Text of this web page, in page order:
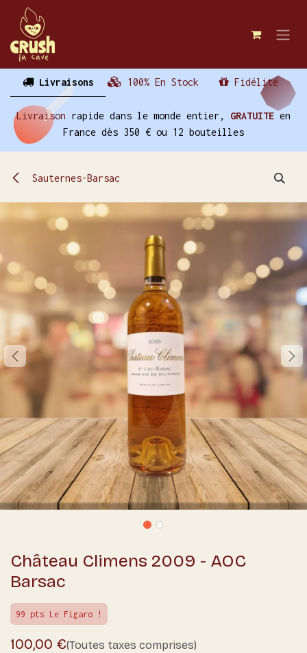
Se rendre au contenu
Livraisons 100% En Stock Fidélité
Livraison rapide dans le monde entier, GRATUITE en
France dès 350 € ou 12 bouteilles
Sauternes-Barsac
Château Climens 2009 - AOC
Barsac
99 pts Le Figaro !
100,00 €(Toutes taxes comprises)